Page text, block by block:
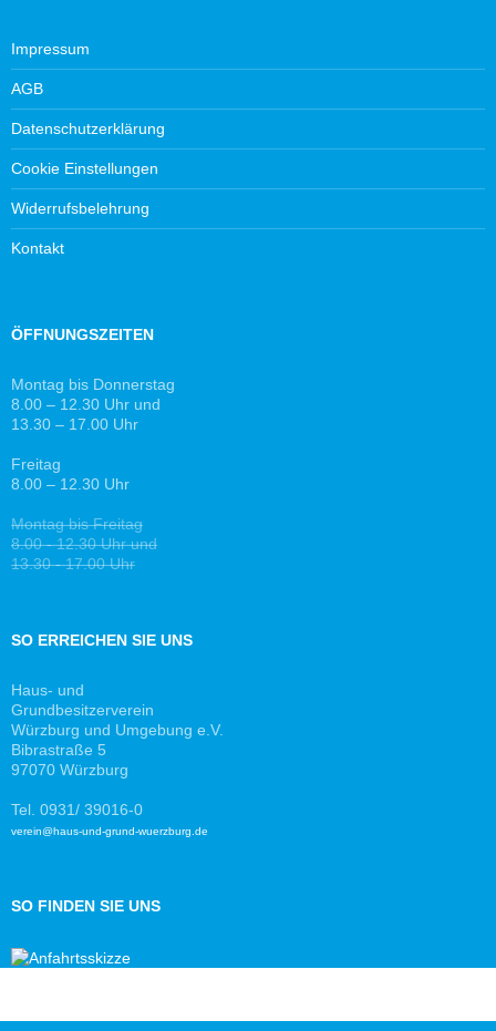
Impressum
AGB
Datenschutzerklärung
Cookie Einstellungen
Widerrufsbelehrung
Kontakt
ÖFFNUNGSZEITEN
Montag bis Donnerstag
8.00 – 12.30 Uhr und
13.30 – 17.00 Uhr
Freitag
8.00 – 12.30 Uhr
Montag bis Freitag
8.00 - 12.30 Uhr und
13.30 - 17.00 Uhr
SO ERREICHEN SIE UNS
Haus- und
Grundbesitzerverein
Würzburg und Umgebung e.V.
Bibrastraße 5
97070 Würzburg
Tel. 0931/ 39016-0
verein@haus-und-grund-wuerzburg.de
SO FINDEN SIE UNS